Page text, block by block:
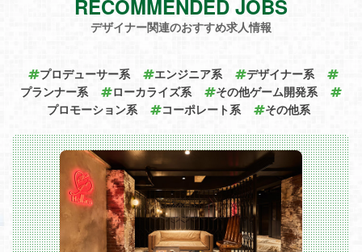
Maya/Unreal Engine/Unity /After Effects/P
hotoshop/MotionBuilder 他、映像編集ツ
ールなど
RECOMMENDED JOBS
デザイナー関連のおすすめ求人情報
プロデューサー系 エンジニア系
デザイナー系
プランナー系
ローカライズ系
その他ゲーム開発系
プロモーション系
コーポレート系 その他系